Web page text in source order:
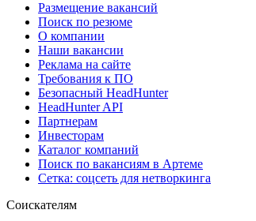
Размещение вакансий
Поиск по резюме
О компании
Наши вакансии
Реклама на сайте
Требования к ПО
Безопасный HeadHunter
HeadHunter API
Партнерам
Инвесторам
Каталог компаний
Поиск по вакансиям в Артеме
Сетка: соцсеть для нетворкинга
Соискателям